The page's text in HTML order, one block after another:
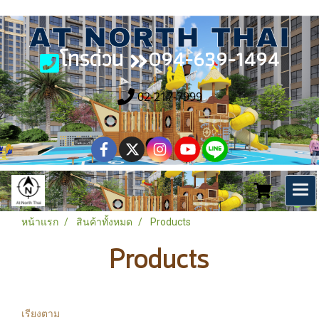
โทรด่วน 094-639-1494
02-217-7999
หน้าแรก สินค้าทั้งหมด Products
Products
เรียงตาม